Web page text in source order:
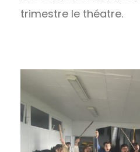
trimestre le théatre.